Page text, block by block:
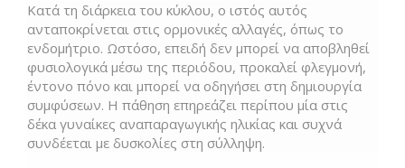
Κατά τη διάρκεια του κύκλου, ο ιστός αυτός
ανταποκρίνεται στις ορμονικές αλλαγές, όπως το
ενδομήτριο. Ωστόσο, επειδή δεν μπορεί να αποβληθεί
φυσιολογικά μέσω της περιόδου, προκαλεί φλεγμονή,
έντονο πόνο και μπορεί να οδηγήσει στη δημιουργία
συμφύσεων. Η πάθηση επηρεάζει περίπου μία στις
δέκα γυναίκες αναπαραγωγικής ηλικίας και συχνά
συνδέεται με δυσκολίες στη σύλληψη.